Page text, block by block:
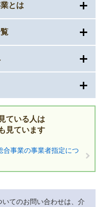
とは
ている人は
見ています
合事業の事業者指定につ
てのお問い合わせは、介